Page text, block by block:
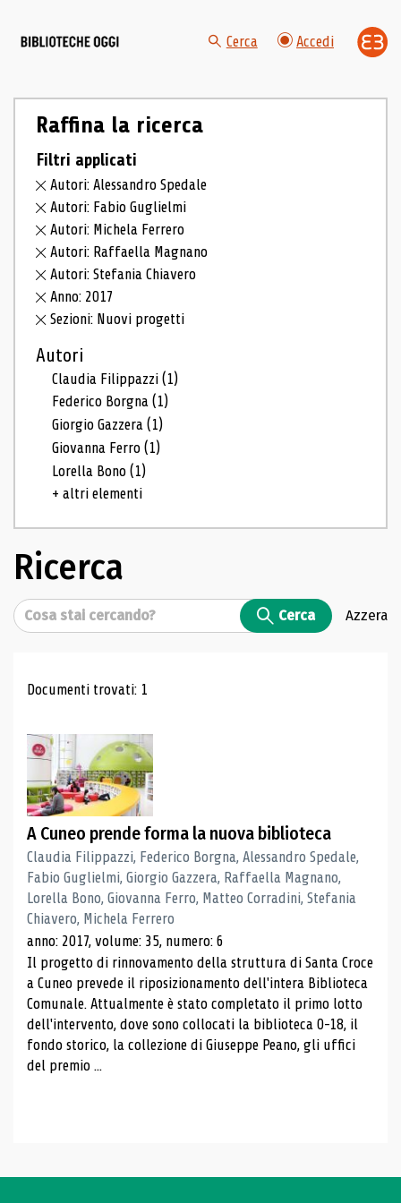
Cerca Accedi
Raffina la ricerca
Filtri applicati
Autori: Alessandro Spedale
Autori: Fabio Guglielmi
Autori: Michela Ferrero
Autori: Raffaella Magnano
Autori: Stefania Chiavero
Anno: 2017
Sezioni: Nuovi progetti
Autori
Claudia Filippazzi(1)
Federico Borgna(1)
Giorgio Gazzera(1)
Giovanna Ferro(1)
Lorella Bono(1)
+ altri elementi
Ricerca
Cerca Cerca Azzera
Risultati di ricerca
Documenti trovati: 1
A Cuneo prende forma la nuova biblioteca
Claudia Filippazzi, Federico Borgna, Alessandro Spedale,
Fabio Guglielmi, Giorgio Gazzera, Raffaella Magnano,
Lorella Bono, Giovanna Ferro, Matteo Corradini, Stefania
Chiavero, Michela Ferrero
anno: 2017, volume: 35, numero: 6
Il progetto di rinnovamento della struttura di Santa Croce
a Cuneo prevede il riposizionamento dell'intera Biblioteca
Comunale. Attualmente è stato completato il primo lotto
dell'intervento, dove sono collocati la biblioteca 0-18, il
fondo storico, la collezione di Giuseppe Peano, gli uffici
del premio ...